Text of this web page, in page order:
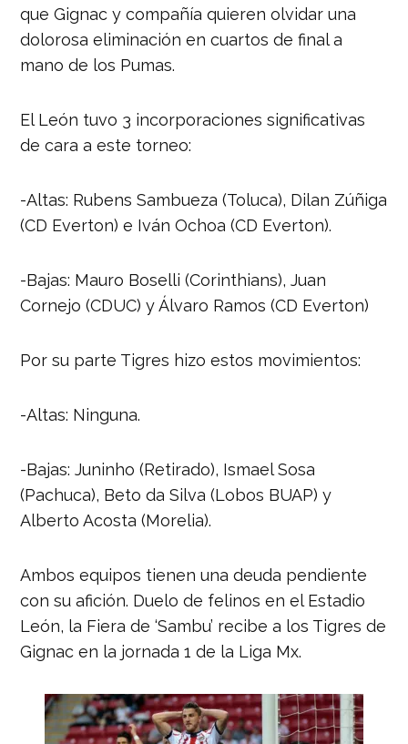
que Gignac y compañía quieren olvidar una
dolorosa eliminación en cuartos de final a
mano de los Pumas.
El León tuvo 3 incorporaciones significativas
de cara a este torneo:
-Altas: Rubens Sambueza (Toluca), Dilan Zúñiga
(CD Everton) e Iván Ochoa (CD Everton).
-Bajas: Mauro Boselli (Corinthians), Juan
Cornejo (CDUC) y Álvaro Ramos (CD Everton)
Por su parte Tigres hizo estos movimientos:
-Altas: Ninguna.
-Bajas: Juninho (Retirado), Ismael Sosa
(Pachuca), Beto da Silva (Lobos BUAP) y
Alberto Acosta (Morelia).
Ambos equipos tienen una deuda pendiente
con su afición. Duelo de felinos en el Estadio
León, la Fiera de ‘Sambu’ recibe a los Tigres de
Gignac en la jornada 1 de la Liga Mx.